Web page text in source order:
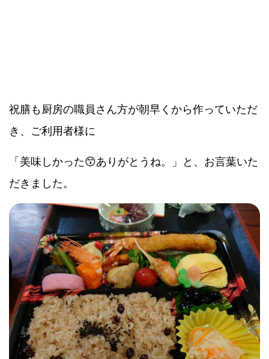
祝膳も厨房の職員さん方が朝早くから作っていただ
き、ご利用者様に
「美味しかった😙ありがとうね。」と、お言葉いた
だきました。